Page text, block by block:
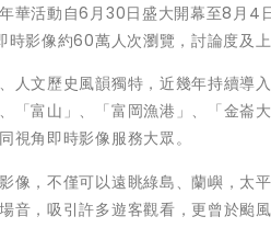
華活動自6月30日盛大開幕至8月
影像約60萬人次瀏覽，討論度及上
人文歷史風韻獨特，近幾年持續導
「富山」、「富岡漁港」、「金崙
視角即時影像服務大眾。
像，不僅可以遠眺綠島、蘭嶼，太
音，吸引許多遊客觀看，更曾於颱